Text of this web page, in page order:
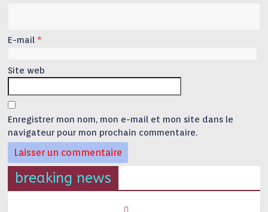
E-mail *
Site web
Enregistrer mon nom, mon e-mail et mon site dans le
navigateur pour mon prochain commentaire.
breaking news